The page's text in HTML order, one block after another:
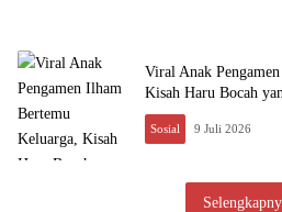
Viral Anak
Kisah Haru Bocah
Sosial 9 Juli 2026